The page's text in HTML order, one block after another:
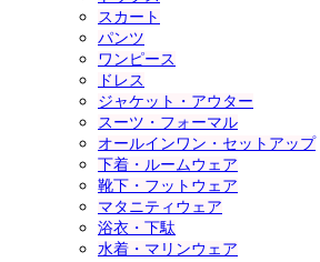
スカート
パンツ
ワンピース
ドレス
ジャケット・アウター
スーツ・フォーマル
オールインワン・セットアップ
下着・ルームウェア
靴下・フットウェア
マタニティウェア
浴衣・下駄
水着・マリンウェア